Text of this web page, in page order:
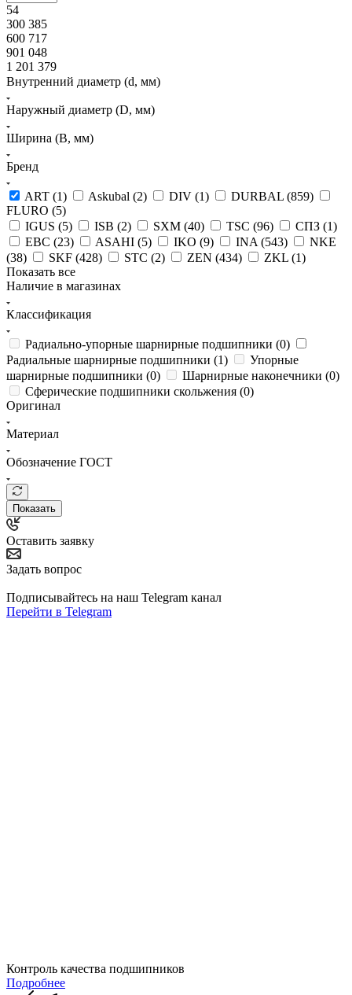
54
300 385
600 717
901 048
1 201 379
Внутренний диаметр (d, мм)
Наружный диаметр (D, мм)
Ширина (B, мм)
Бренд
ART (1) Askubal (2) DIV (1) DURBAL (859)
FLURO (5)
IGUS (5) ISB (2) SXM (40) TSC (96) СПЗ (1)
EBC (23) ASAHI (5) IKO (9) INA (543)
NKE
(38) SKF (428) STC (2) ZEN (434) ZKL (1)
Показать все
Наличие в магазинах
Классификация
Радиально-упорные шарнирные подшипники (0)
Радиальные шарнирные подшипники (1)
Упорные
шарнирные подшипники (0) Шарнирные наконечники (0)
Сферические подшипники скольжения (0)
Оригинал
Материал
Обозначение ГОСТ
Показать
Оставить заявку
Задать вопрос
Подписывайтесь на наш Telegram канал
Перейти в Telegram
Контроль качества подшипников
Подробнее